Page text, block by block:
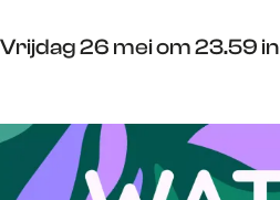
Vrijdag 26 mei om 23.59 in